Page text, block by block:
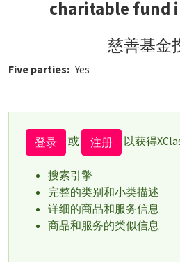
charitable fund
慈善基金
Five parties Yes
登录 或 注册 以获得
搜索引擎
完整的类别和小类描述
详细的商品和服务信息
商品和服务的类似信息